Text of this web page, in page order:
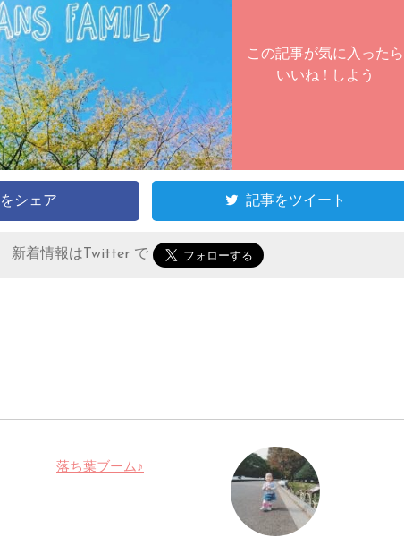
この記事が気に入ったら
いいね ! しよう
シェア 記事をツイート
新着情報はTwitter で
落ち葉ブーム♪